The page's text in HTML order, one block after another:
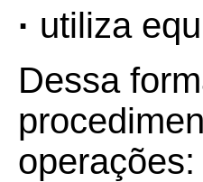
· utiliza
Dessa
operações: